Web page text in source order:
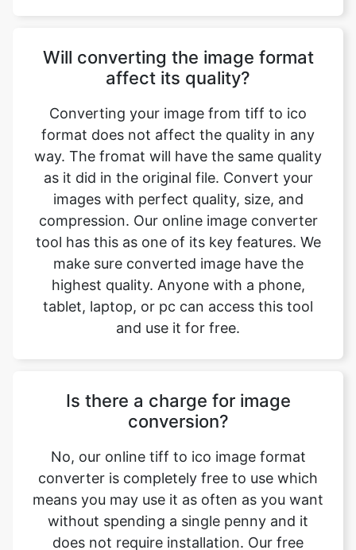
format does not affect the quality in any
way. The fromat will have the same quality
as it did in the original file. Convert your
images with perfect quality, size, and
compression. Our online image converter
tool has this as one of its key features. We
make sure converted image have the
highest quality. Anyone with a phone,
tablet, laptop, or pc can access this tool
and use it for free.
Is there a charge for image
converter is completely free to use which
means you may use it as often as you want
without spending a single penny and it
does not require installation. Our free
online image converting tool can be used
by anybody and everybody. For using this
function, you don’t need to have any